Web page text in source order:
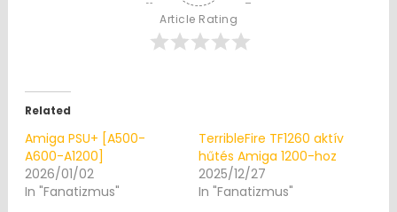
Article Rating
Related
Amiga PSU+ [A500-
A600-A1200]
2026/01/02
In "Fanatizmus"
TerribleFire TF1260 aktív
hűtés Amiga 1200-hoz
2025/12/27
In "Fanatizmus"